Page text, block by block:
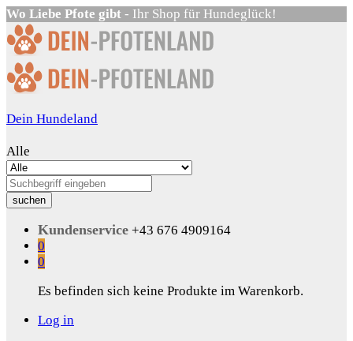
Wo Liebe Pfote gibt - Ihr Shop für Hundeglück!
Dein Hundeland
Alle
suchen
Kundenservice +43 676 4909164
0
0
Es befinden sich keine Produkte im Warenkorb.
Log in